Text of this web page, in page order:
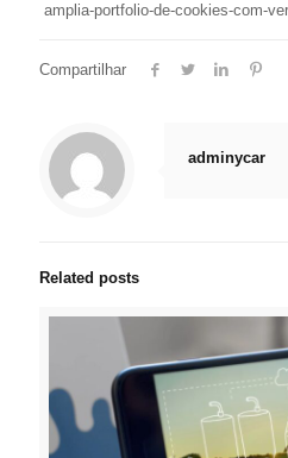
amplia-portfolio-de-cookies-com-
Compartilhar
adminycar
Related posts